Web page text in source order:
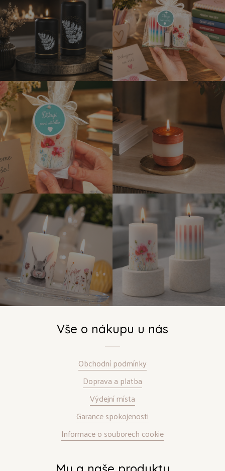
Vše o nákupu u nás
Obchodní podmínky
Doprava a platba
Výdejní místa
Garance spokojenosti
Informace o souborech cookie